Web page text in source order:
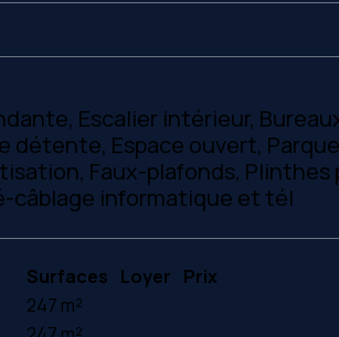
Escalier intérieur,
détente, Espace ouvert,
Faux-plafonds, Plinthes
câblage informatique et tél
Surfaces Loyer Prix
247 m²